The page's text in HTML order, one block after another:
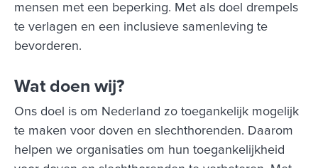
mensen met een beperking. Met als doel drempels
te verlagen en een inclusieve samenleving te
bevorderen.
Wat doen wij?
Ons doel is om Nederland zo toegankelijk mogelijk
te maken voor doven en slechthorenden. Daarom
helpen we organisaties om hun toegankelijkheid